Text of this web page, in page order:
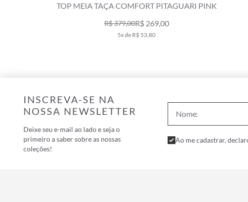
TOP MEIA TAÇA COMFORT SAND PINK
R$ 249,00R$ 169,00
3x de R$ 56,33
INSCREVA-SE NA
NOSSA NEWSLETTER
Deixe seu e-mail ao lado e seja o
primeiro a saber sobre as nossas
coleções!
Ao me cadastrar,